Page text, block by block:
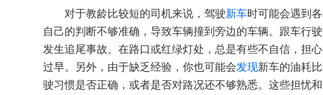
对于教龄比较短的司机来说，驾驶新车时可能会遇到
自己的判断不够准确，导致车辆撞到旁边的车辆。跟车行
发生追尾事故。在路口或红绿灯处，总是有些不自信，担
过早。另外，由于缺乏经验，你也可能会发现新车的油耗
驶习惯是否正确，或者是否对路况还不够熟悉。这些担忧